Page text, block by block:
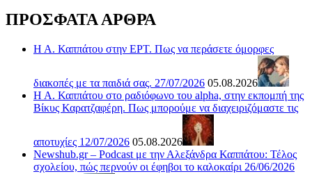
ΠΡΟΣΦΑΤΑ ΑΡΘΡΑ
Η Α. Καππάτου στην ΕΡΤ. Πως να περάσετε όμορφες
διακοπές με τα παιδιά σας. 27/07/2026 05.08.2026
Η Α. Καππάτου στο ραδιόφωνο του alpha, στην εκπομπή της
Βίκυς Καρατζαφέρη. Πως μπορούμε να διαχειριζόμαστε τις
αποτυχίες 12/07/2026 05.08.2026
Newshub.gr – Podcast με την Αλεξάνδρα Καππάτου: Τέλος
σχολείου, πώς περνούν οι έφηβοι το καλοκαίρι 26/06/2026